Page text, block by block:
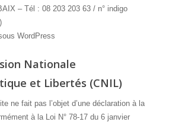
– Tél : 08 203 203 63 / n° indigo
WordPress
Nationale
et Libertés (CNIL)
ne fait pas l’objet d’une déclaration à la
à la Loi N° 78-17 du 6 janvier